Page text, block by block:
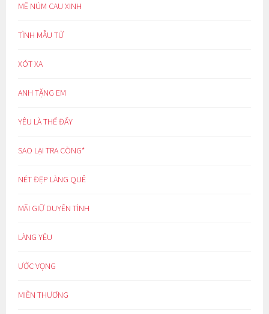
MÊ NÚM CAU XINH
TÌNH MẪU TỬ
XÓT XA
ANH TẶNG EM
YÊU LÀ THẾ ĐẤY
SAO LẠI TRA CÒNG*
NÉT ĐẸP LÀNG QUÊ
MÃI GIỮ DUYÊN TÌNH
LÀNG YÊU
ƯỚC VỌNG
MIỀN THƯƠNG